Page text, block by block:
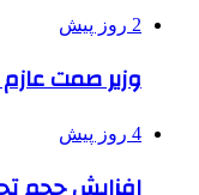
2 روز پیش
وزیر صمت
4 روز پیش